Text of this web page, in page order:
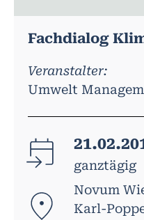
Fachdialog
Veranstalter:
Umwelt
ganztägig
Novum
Karl-